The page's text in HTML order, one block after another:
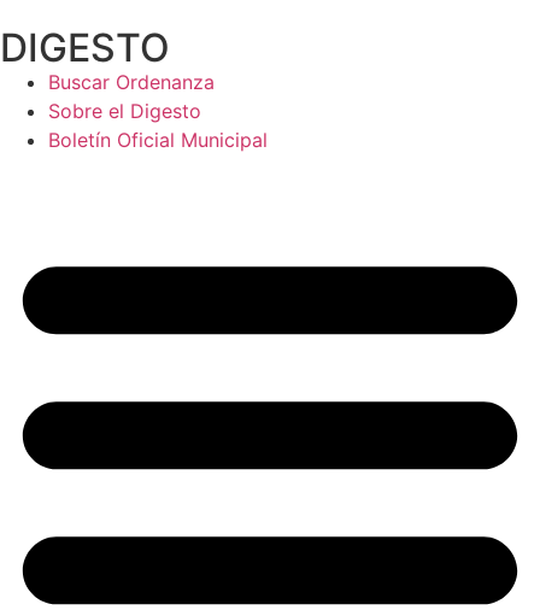
al
contenido
DIGESTO
Buscar Ordenanza
Sobre el Digesto
Boletín Oficial Municipal